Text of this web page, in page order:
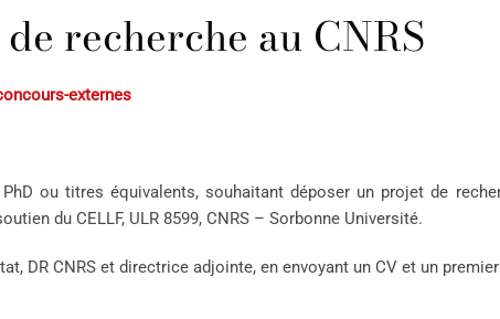
recherche au CNRS
externes
ou titres équivalents, souhaitant déposer un projet de
du CELLF, ULR 8599, CNRS – Sorbonne Université.
DR CNRS et directrice adjointe, en envoyant un CV et un